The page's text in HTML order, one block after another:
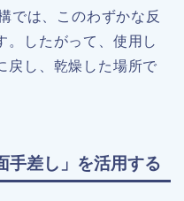
では、このわずかな反
。したがって、使用し
戻し、乾燥した場所で
手差し」を活用する